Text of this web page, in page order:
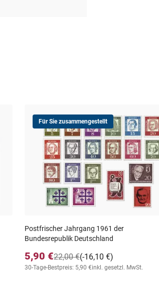
Für Sie zusammengestellt
Postfrischer Jahrgang 1961 der
Bundesrepublik Deutschland
5,90 € (-16,10 €)
22,00 €
30-Tage-Bestpreis: 5,90 €inkl. gesetzl. MwSt.